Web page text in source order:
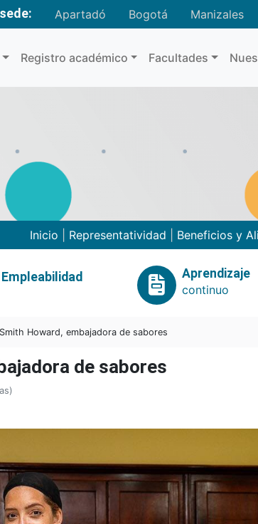
Apartadó Bogotá Manizales
Registro académico Facultades
Inicio Representatividad Beneficios y
Empleabilidad
Aprendizaje
continuo
Howard, embajadora de sabores
de sabores